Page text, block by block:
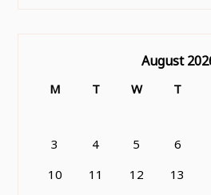
August
M T W T
3
4 5 6
10
11 12 13